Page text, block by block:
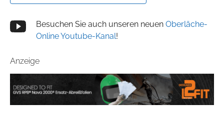
Besuchen Sie auch unseren neuen Oberläche-
Online Youtube-Kanal!
Anzeige